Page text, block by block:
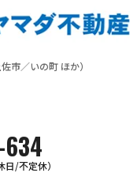
市／いの町 ほか）
/不定休）